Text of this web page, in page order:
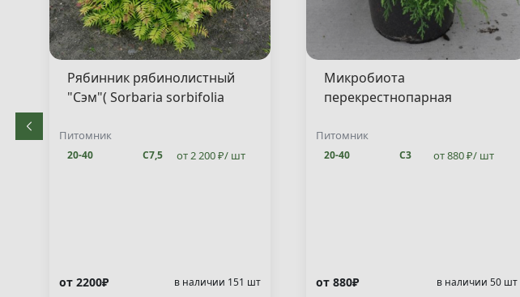
Рябинник рябинолистный
"Сэм"( Sorbaria sorbifolia
Питомник
20-40 С7,5 от 2 200 ₽/ шт
от 2200₽ в наличии 151 шт
Микробиота
перекрестнопарная
decussata "Jakobsen" )
Питомник
20-40 С3 от 880 ₽/ шт
от 880₽ в наличии 50 шт